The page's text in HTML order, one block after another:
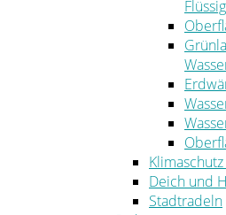
Deich und
Stadtradeln